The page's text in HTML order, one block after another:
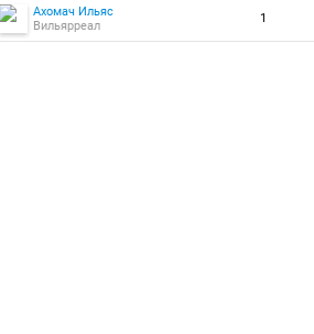
Ахомач Ильяс
Вильярреал
1